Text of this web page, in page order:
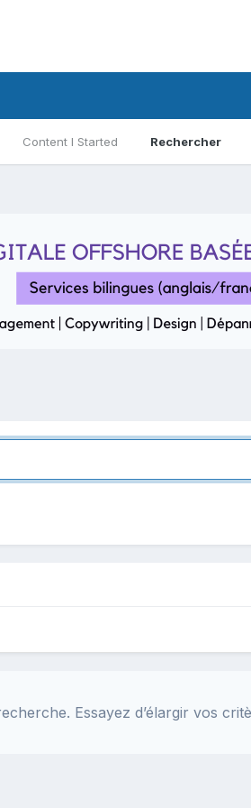
Content I Started Rechercher
Essayez d’élargir vos